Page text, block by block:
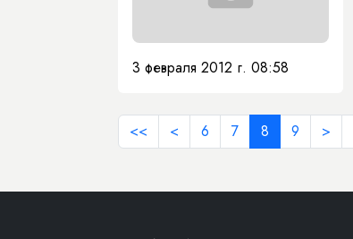
3 февраля 2012 г. 08:58
<< < 6 7 8 9 >